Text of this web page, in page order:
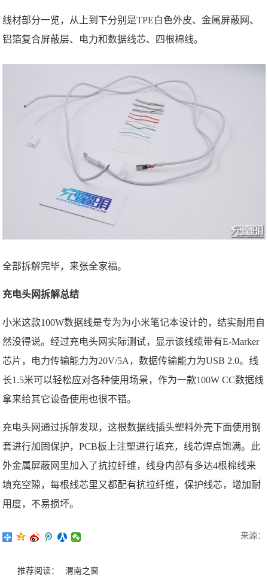
线材部分一览，从上到下分别是TPE白色外皮、金属屏蔽网、
铝箔复合屏蔽层、电力和数据线芯、四根棉线。
全部拆解完毕，来张全家福。
充电头网拆解总结
小米这款100W数据线是专为为小米笔记本设计的，结实耐用自
然没得说。经过充电头网实际测试，显示该线缆带有E-Marker
芯片，电力传输能力为20V/5A，数据传输能力为USB 2.0。线
长1.5米可以轻松应对各种使用场景，作为一款100W CC数据线
拿来给其它设备使用也很不错。
充电头网通过拆解发现，这根数据线插头塑料外壳下面使用钢
套进行加固保护，PCB板上注塑进行填充，线芯焊点饱满。此
外金属屏蔽网里加入了抗拉纤维，线身内部有多达4根棉线来
填充空隙，每根线芯里又都配有抗拉纤维，保护线芯，增加耐
用度，不易损坏。
来源：
推荐阅读： 渭南之窗